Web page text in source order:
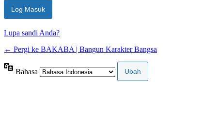
Lupa sandi Anda?
← Pergi ke BAKABA | Bangun Karakter Bangsa
Bahasa